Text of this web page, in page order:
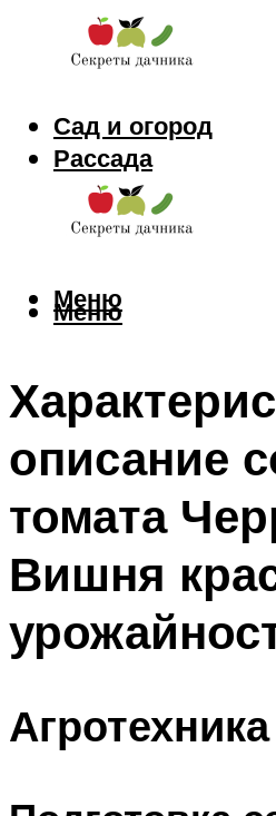
Сад и огород
Рассада
Цветы
Заготовки
Меню
Меню
описание
томата
Вишня
Агротехника